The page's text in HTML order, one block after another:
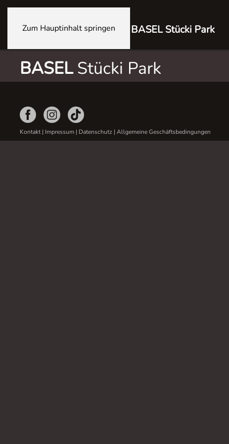
Zum Hauptinhalt springen BASEL Stücki Park
BASELStücki Park
Kontakt| Impressum | Datenschutz | Allgemeine Geschäftsbedingungen